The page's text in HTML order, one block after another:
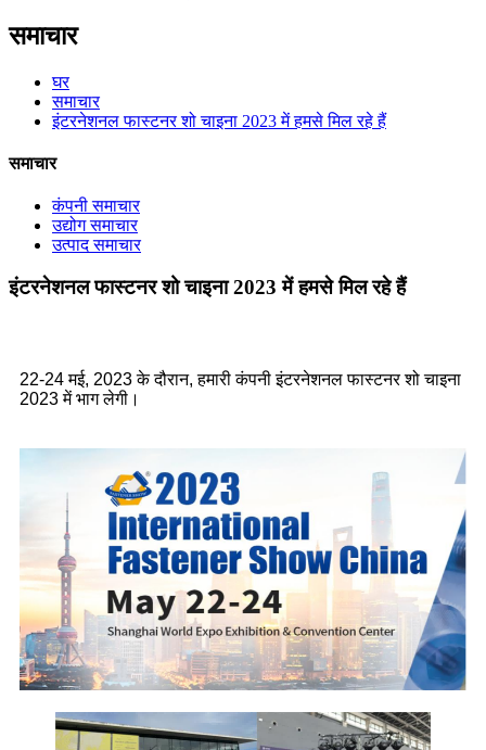
समाचार
घर
समाचार
इंटरनेशनल फास्टनर शो चाइना 2023 में हमसे मिल रहे हैं
समाचार
कंपनी समाचार
उद्योग समाचार
उत्पाद समाचार
इंटरनेशनल फास्टनर शो चाइना 2023 में हमसे मिल रहे हैं
22-24 मई, 2023 के दौरान, हमारी कंपनी इंटरनेशनल फास्टनर शो चाइना
2023 में भाग लेगी।